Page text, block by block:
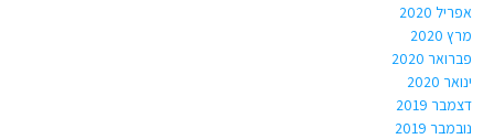
אפריל 2020
מרץ 2020
פברואר 2020
ינואר 2020
דצמבר 2019
נובמבר 2019